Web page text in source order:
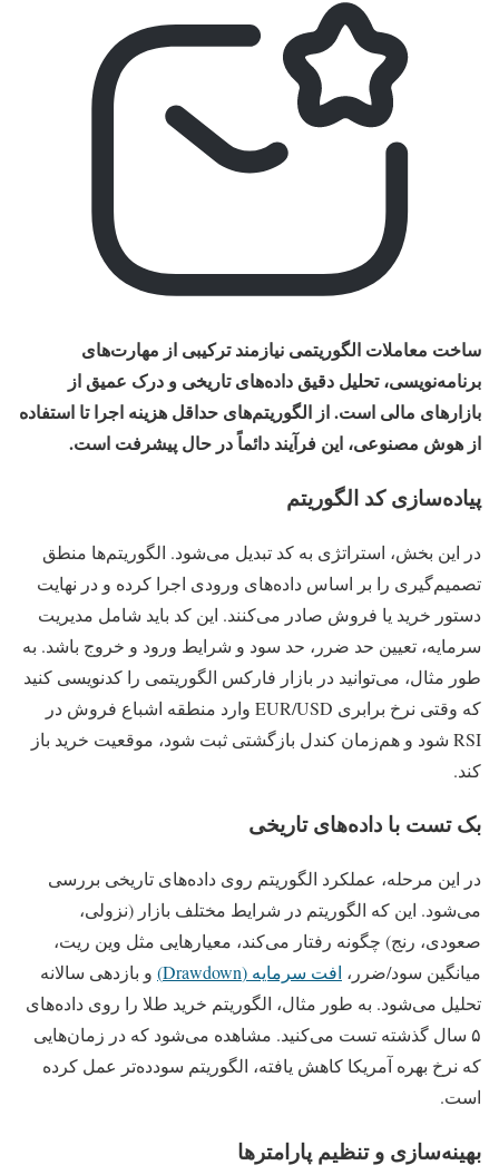
ساخت معاملات الگوریتمی نیازمند ترکیبی از مهارت‌های
برنامه‌نویسی، تحلیل دقیق داده‌های تاریخی و درک عمیق از
بازارهای مالی است. از الگوریتم‌های حداقل هزینه اجرا تا استفاده
از هوش مصنوعی، این فرآیند دائماً در حال پیشرفت است.
پیاده‌سازی کد الگوریتم
در این بخش، استراتژی به کد تبدیل می‌شود. الگوریتم‌ها منطق
تصمیم‌گیری را بر اساس داده‌های ورودی اجرا کرده و در نهایت
دستور خرید یا فروش صادر می‌کنند. این کد باید شامل مدیریت
سرمایه، تعیین حد ضرر، حد سود و شرایط ورود و خروج باشد. به
طور مثال، می‌توانید در بازار فارکس الگوریتمی را کدنویسی کنید
که وقتی نرخ برابری EUR/USD وارد منطقه اشباع فروش در
RSI شود و هم‌زمان کندل بازگشتی ثبت شود، موقعیت خرید باز
کند.
بک تست با داده‌های تاریخی
در این مرحله، عملکرد الگوریتم روی داده‌های تاریخی بررسی
می‌شود. این که الگوریتم در شرایط مختلف بازار (نزولی،
صعودی، رنج) چگونه رفتار می‌کند، معیارهایی مثل وین ریت،
میانگین سود/ضرر، افت سرمایه (Drawdown)
و بازدهی سالانه
تحلیل می‌شود. به طور مثال، الگوریتم خرید طلا را روی داده‌های
۵ سال گذشته تست می‌کنید. مشاهده می‌شود که در زمان‌هایی
که نرخ بهره آمریکا کاهش یافته، الگوریتم سودده‌تر عمل کرده
است.
بهینه‌سازی و تنظیم پارامترها